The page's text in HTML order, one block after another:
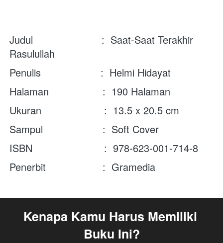
Judul                       : Saat-Saat Terakhir
Rasulullah
Penulis                    :  Helmi Hidayat
Halaman                  :  190 Halaman
Ukuran                     :  13.5 x 20.5 cm
Sampul                    :  Soft Cover
ISBN                        : 978-623-001-714-8
Penerbit                   :  Gramedia
Kenapa Kamu Harus Memiliki
Buku Ini?